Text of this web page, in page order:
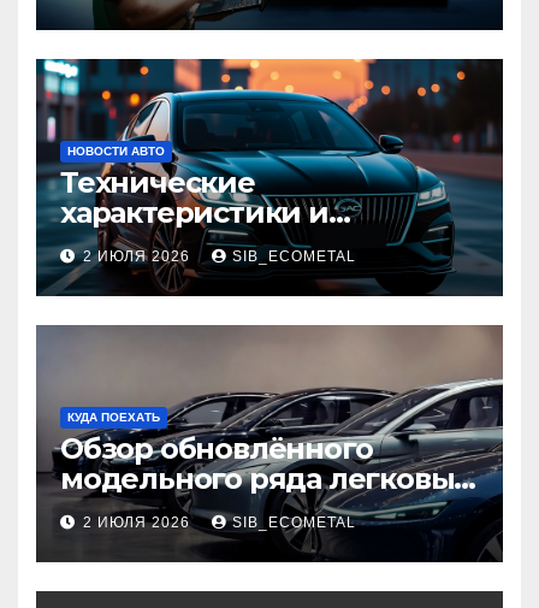
НОВОСТИ АВТО
Технические
характеристики и
доступные комплектации
GAC Empow
2 ИЮЛЯ 2026 SIB_ECOMETAL
КУДА ПОЕХАТЬ
Обзор обновлённого
модельного ряда легковых
автомобилей 2026 года
2 ИЮЛЯ 2026 SIB_ECOMETAL